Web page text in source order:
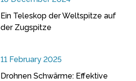
Ein Teleskop der Weltspitze auf
der Zugspitze
11 February 2025
Drohnen Schwärme: Effektive